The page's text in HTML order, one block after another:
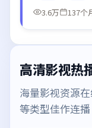
3.6万
137个
高清影视热
海量影视资源
等类型佳作连播